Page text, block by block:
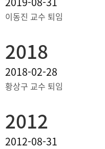
이동진 교수 퇴임
2018
2018-02-28
황상구 교수 퇴임
2012
2012-08-31